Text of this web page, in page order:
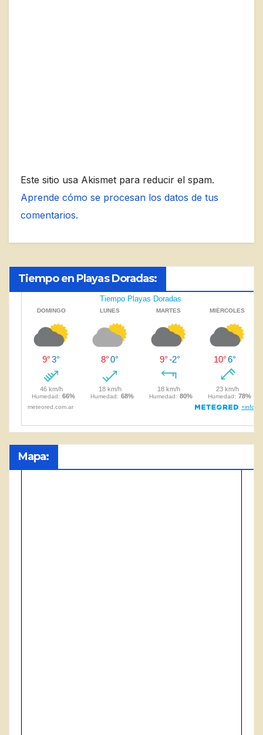
Este sitio usa Akismet para reducir el spam.
Aprende cómo se procesan los datos de tus
comentarios.
Tiempo en Playas Doradas:
Mapa: